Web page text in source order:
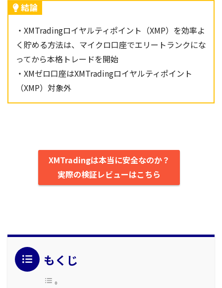
結論
・XMTradingロイヤルティポイント（XMP）を効率よ
く貯める方法は、マイクロ口座でエリートランクにな
ってから本格トレードを開始
・XMゼロ口座はXMTradingロイヤルティポイント
（XMP）対象外
XMTradingは本当に安全なのか？
実際の検証レビューはこちら
もくじ